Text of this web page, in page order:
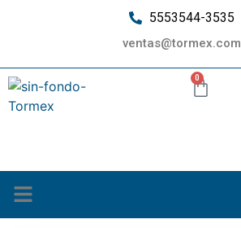
5553544-3535
ventas@tormex.com
0